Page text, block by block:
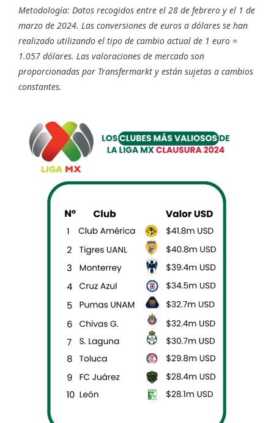
Metodología: Datos recogidos entre el 28 de febrero y el 1 de
marzo de 2024. Las conversiones de euros a dólares se han
realizado utilizando el tipo de cambio actual de 1 euro =
1.057 dólares. Las valoraciones de mercado son
proporcionadas por Transfermarkt y están sujetas a cambios
constantes.